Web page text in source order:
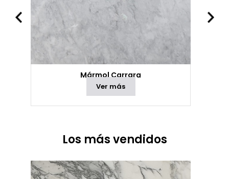
Mármol Carrara
Ver más
Los más vendidos